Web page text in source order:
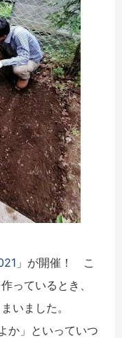
」が開催！ こ
っているとき、
いました。
か」といっていつ